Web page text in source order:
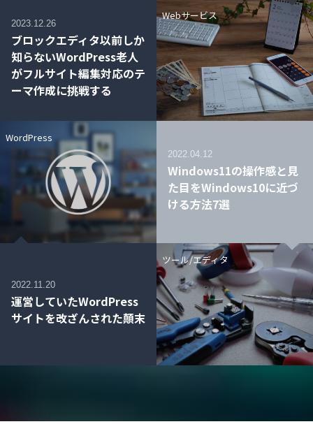
2023.12.26
ブロックエディタ以前しか
知らないWordPress老人
がフルサイト編集対応のテ
ーマ作成に挑戦する
Webサービス
WordPress
2022.11.20
運営していたWordPress
サイトを改ざんされた顛末
ツール/エディタ
2022.04.12
Windows11の操作感と見
た目をWindows10に近づ
ける方法7選